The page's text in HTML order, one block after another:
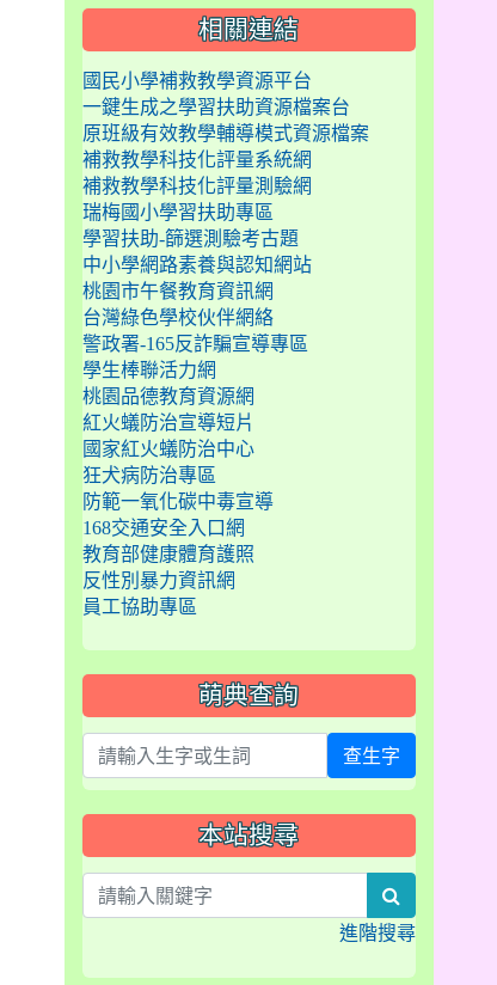
相關連結
國民小學補救教學資源平台
一鍵生成之學習扶助資源檔案台
原班級有效教學輔導模式資源檔案
補救教學科技化評量系統網
補救教學科技化評量測驗網
瑞梅國小學習扶助專區
學習扶助-篩選測驗考古題
中小學網路素養與認知網站
桃園市午餐教育資訊網
台灣綠色學校伙伴網絡
警政署-165反詐騙宣導專區
學生棒聯活力網
桃園品德教育資源網
紅火蟻防治宣導短片
國家紅火蟻防治中心
狂犬病防治專區
防範一氧化碳中毒宣導
168交通安全入口網
教育部健康體育護照
反性別暴力資訊網
員工協助專區
萌典查詢
查生字
本站搜尋
進階搜尋